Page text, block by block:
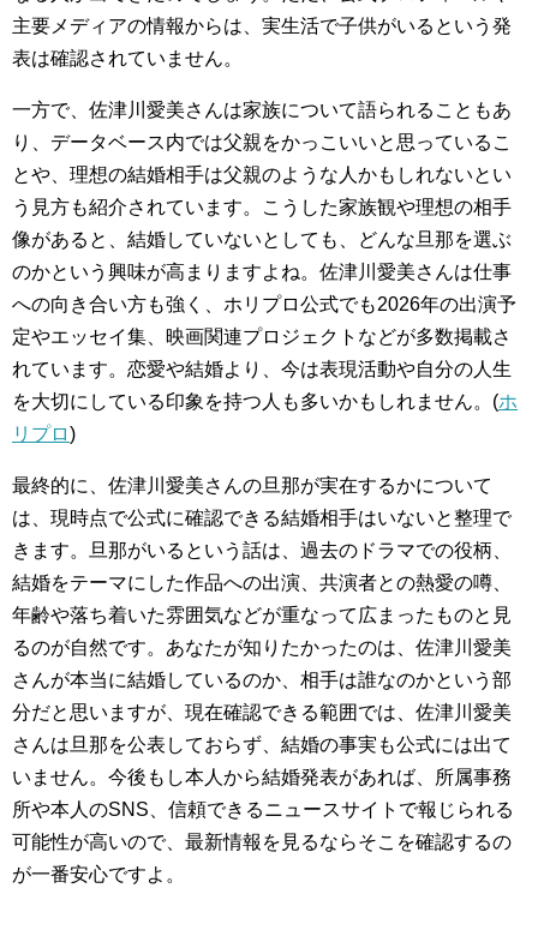
主要メディアの情報からは、実生活で子供がいるという発
表は確認されていません。
一方で、佐津川愛美さんは家族について語られることもあ
り、データベース内では父親をかっこいいと思っているこ
とや、理想の結婚相手は父親のような人かもしれないとい
う見方も紹介されています。こうした家族観や理想の相手
像があると、結婚していないとしても、どんな旦那を選ぶ
のかという興味が高まりますよね。佐津川愛美さんは仕事
への向き合い方も強く、ホリプロ公式でも2026年の出演予
定やエッセイ集、映画関連プロジェクトなどが多数掲載さ
れています。恋愛や結婚より、今は表現活動や自分の人生
を大切にしている印象を持つ人も多いかもしれません。(ホ
リプロ)
最終的に、佐津川愛美さんの旦那が実在するかについて
は、現時点で公式に確認できる結婚相手はいないと整理で
きます。旦那がいるという話は、過去のドラマでの役柄、
結婚をテーマにした作品への出演、共演者との熱愛の噂、
年齢や落ち着いた雰囲気などが重なって広まったものと見
るのが自然です。あなたが知りたかったのは、佐津川愛美
さんが本当に結婚しているのか、相手は誰なのかという部
分だと思いますが、現在確認できる範囲では、佐津川愛美
さんは旦那を公表しておらず、結婚の事実も公式には出て
いません。今後もし本人から結婚発表があれば、所属事務
所や本人のSNS、信頼できるニュースサイトで報じられる
可能性が高いので、最新情報を見るならそこを確認するの
が一番安心ですよ。